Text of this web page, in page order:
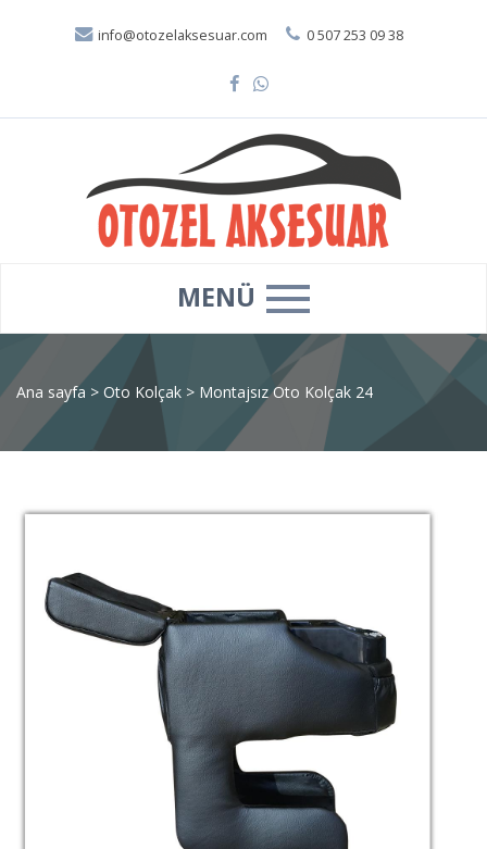
info@otozelaksesuar.com 0 507 253 09 38
MENÜ
Ana sayfa > Oto Kolçak > Montajsız Oto Kolçak 24